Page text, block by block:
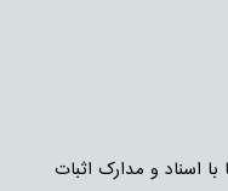
زرین پال از سال ۱۳۹۰ ( ما با اسناد و مدارک اثبات